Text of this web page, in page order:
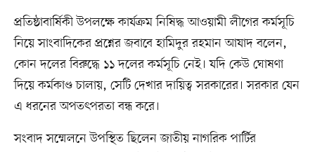
প্রতিষ্ঠাবার্ষিকী উপলক্ষে কার্যক্রম নিষিদ্ধ আওয়ামী লীগের কর্মসূচি
নিয়ে সাংবাদিকের প্রশ্নের জবাবে হামিদুর রহমান আযাদ বলেন,
কোন দলের বিরুদ্ধে ১১ দলের কর্মসূচি নেই। যদি কেউ ঘোষণা
দিয়ে কর্মকাণ্ড চালায়, সেটি দেখার দায়িত্ব সরকারের। সরকার যেন
এ ধরনের অপতৎপরতা বন্ধ করে।
সংবাদ সম্মেলনে উপস্থিত ছিলেন জাতীয় নাগরিক পার্টির